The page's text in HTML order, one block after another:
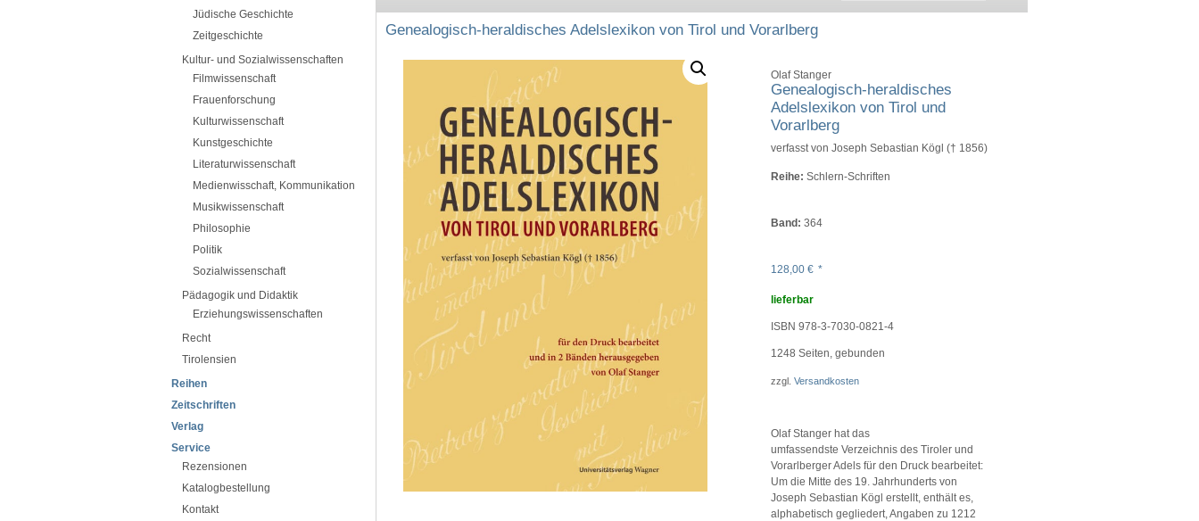
Jüdische Geschichte
Zeitgeschichte
Kultur- und Sozialwissenschaften
Filmwissenschaft
Frauenforschung
Kulturwissenschaft
Kunstgeschichte
Literaturwissenschaft
Medienwisschaft, Kommunikation
Musikwissenschaft
Philosophie
Politik
Sozialwissenschaft
Pädagogik und Didaktik
Erziehungswissenschaften
Recht
Tirolensien
Reihen
Zeitschriften
Verlag
Service
Rezensionen
Katalogbestellung
Kontakt
Genealogisch-heraldisches Adelslexikon von Tirol und Vorarlberg
Olaf Stanger
Genealogisch-heraldisches
Adelslexikon von Tirol und
Vorarlberg
verfasst von Joseph Sebastian Kögl († 1856)
Reihe: Schlern-Schriften
Band: 364
128,00 € *
lieferbar
ISBN 978-3-7030-0821-4
1248 Seiten, gebunden
zzgl. Versandkosten
Olaf Stanger hat das
umfassendste Verzeichnis des Tiroler und
Vorarlberger Adels für den Druck bearbeitet:
Um die Mitte des 19. Jahrhunderts von
Joseph Sebastian Kögl erstellt, enthält es,
alphabetisch gegliedert, Angaben zu 1212